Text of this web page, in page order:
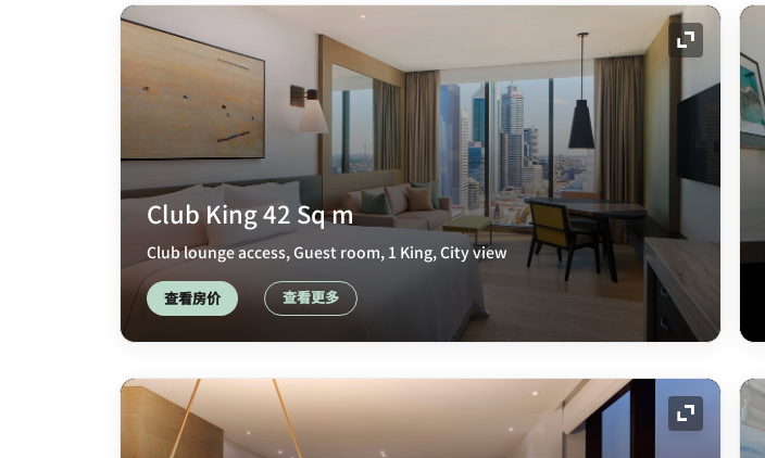
展开图标
Club King 42 Sq m
Club lounge access, Guest room, 1 King, City view
查看房价 查看更多
展开图标